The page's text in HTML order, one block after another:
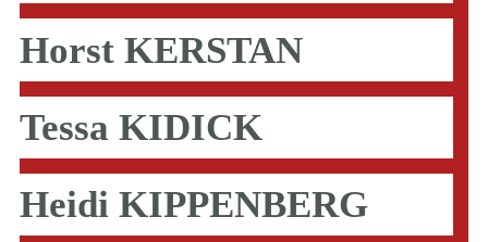
Horst KERSTAN
Tessa KIDICK
Heidi KIPPENBERG